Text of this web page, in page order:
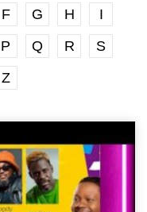
F G H
I
P Q R
S
Z